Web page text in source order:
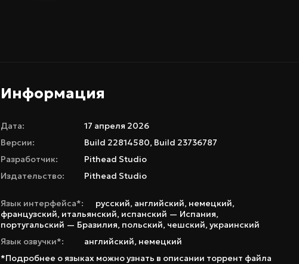
Информация
Дата:
17 апреля 2026
Версии:
Build 22814580, Build 23736787
Разработчик:
Pithead Studio
Издательство:
Pithead Studio
Язык интерфейса*: русский, английский, немецкий,
французский, итальянский, испанский — Испания,
португальский — Бразилия, польский, чешский, украинский
Язык озвучки*:
английский, немецкий
*Подробнее о языках можно узнать в описании торрент файла